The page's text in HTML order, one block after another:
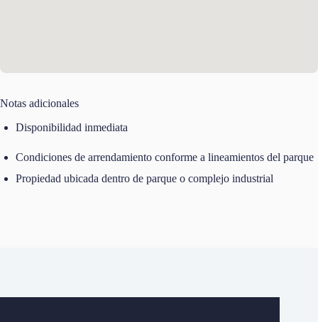
Notas adicionales
Disponibilidad inmediata
Condiciones de arrendamiento conforme a lineamientos del parque
Propiedad ubicada dentro de parque o complejo industrial